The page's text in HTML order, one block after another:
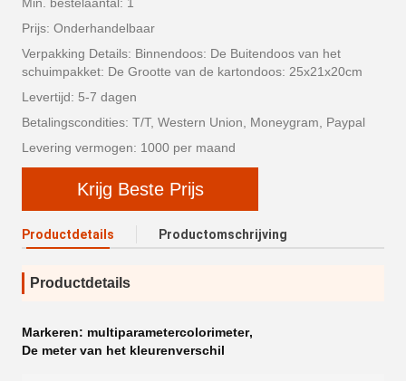
Prijs: Onderhandelbaar
Verpakking Details: Binnendoos: De Buitendoos van het
schuimpakket: De Grootte van de kartondoos: 25x21x20cm
Levertijd: 5-7 dagen
Betalingscondities: T/T, Western Union, Moneygram, Paypal
Levering vermogen: 1000 per maand
Krijg Beste Prijs
Productdetails Productomschrijving
Productdetails
Markeren: multiparametercolorimeter,
De meter van het kleurenverschil